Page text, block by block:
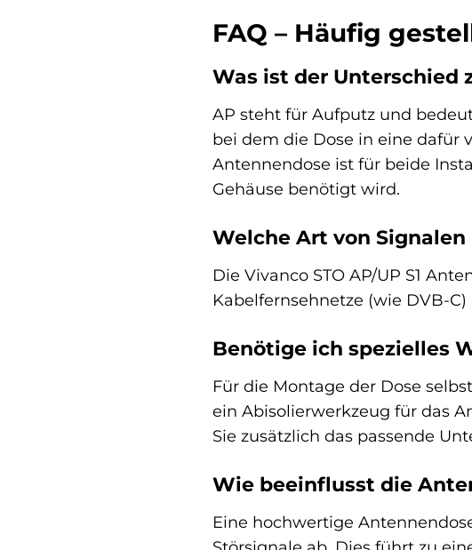
FAQ – Häufig
Was ist der Unterschied
AP steht für Aufputz und
bei dem die Dose in eine dafür
Antennendose ist für beide
Gehäuse benötigt wird.
Welche Art von
Die Vivanco STO AP/UP S1
Kabelfernsehnetze (wie DVB-
Benötige ich spezielles
Für die Montage der Dose
ein Abisolierwerkzeug für das
Sie zusätzlich das passende
Wie beeinflusst die
Eine hochwertige